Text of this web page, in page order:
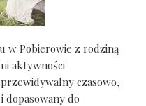
w Pobierowie z rodziną
aktywności
czasowo,
dopasowany do